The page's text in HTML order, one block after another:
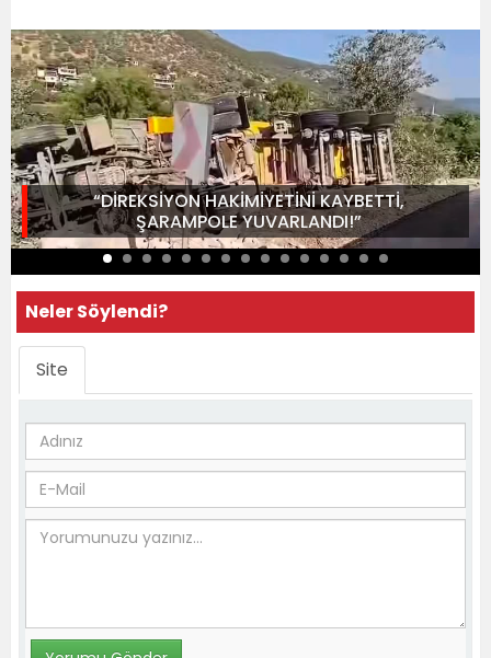
“DİREKSİYON HAKİMİYETİNİ KAYBETTİ,
ŞARAMPOLE YUVARLANDI!”
Neler Söylendi?
Site